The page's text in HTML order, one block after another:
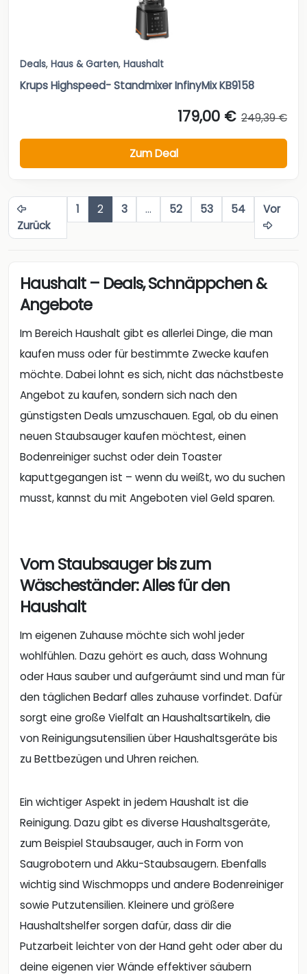
Deals, Haus & Garten, Haushalt
Krups Highspeed- Standmixer InfinyMix KB9158
179,00 € 249,39 €
Zum Deal
Zurück
1 2 3 … 52 53 54 Vor
Haushalt – Deals, Schnäppchen &
Angebote
Im Bereich Haushalt gibt es allerlei Dinge, die man
kaufen muss oder für bestimmte Zwecke kaufen
möchte. Dabei lohnt es sich, nicht das nächstbeste
Angebot zu kaufen, sondern sich nach den
günstigsten Deals umzuschauen. Egal, ob du einen
neuen Staubsauger kaufen möchtest, einen
Bodenreiniger suchst oder dein Toaster
kaputtgegangen ist – wenn du weißt, wo du suchen
musst, kannst du mit Angeboten viel Geld sparen.
Vom Staubsauger bis zum
Wäscheständer: Alles für den
Haushalt
Im eigenen Zuhause möchte sich wohl jeder
wohlfühlen. Dazu gehört es auch, dass Wohnung
oder Haus sauber und aufgeräumt sind und man für
den täglichen Bedarf alles zuhause vorfindet. Dafür
sorgt eine große Vielfalt an Haushaltsartikeln, die
von Reinigungsutensilien über Haushaltsgeräte bis
zu Bettbezügen und Uhren reichen.
Ein wichtiger Aspekt in jedem Haushalt ist die
Reinigung. Dazu gibt es diverse Haushaltsgeräte,
zum Beispiel Staubsauger, auch in Form von
Saugrobotern und Akku-Staubsaugern. Ebenfalls
wichtig sind Wischmopps und andere Bodenreiniger
sowie Putzutensilien. Kleinere und größere
Haushaltshelfer sorgen dafür, dass dir die
Putzarbeit leichter von der Hand geht oder aber du
deine eigenen vier Wände effektiver säubern